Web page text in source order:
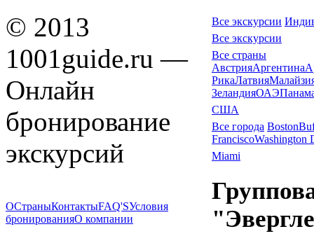
Все экскурсии
Все экскурсии
Все страны
АвстрияАргентина
РикаЛатвия
ЗеландияОАЭ
США
Все города Boston
FranciscoWashington
Miami
© 2013
1001guide.ru —
Онлайн
бронирование
экскурсий
ОСтраныКонтактыFAQ'SУсловия
бронированияО компании